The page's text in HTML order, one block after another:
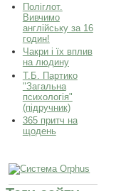
Поліглот.
Вивчимо
англійську за 16
годин!
Чакри і їх вплив
на людину
Т.Б. Партико
"Загальна
психологія"
(підручник)
365 притч на
щодень